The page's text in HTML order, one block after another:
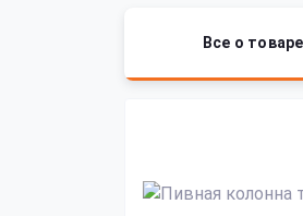
Все о товаре